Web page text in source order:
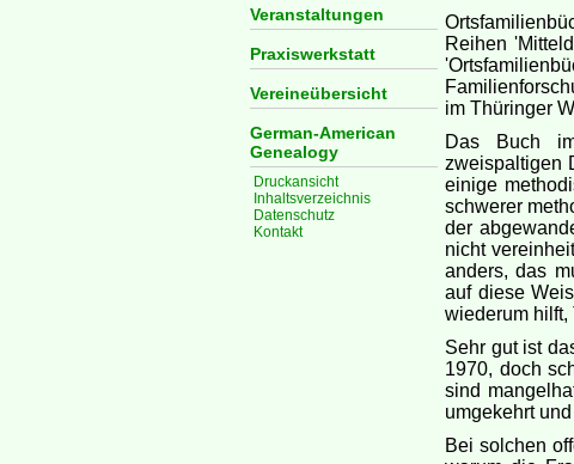
Veranstaltungen
Praxiswerkstatt
Vereineübersicht
German-American
Genealogy
Druckansicht
Inhaltsverzeichnis
Datenschutz
Kontakt
Reihen
im Thüringer
Das Buch
zweispaltigen
einige
schwerer
der
nicht
anders, das
auf diese
wiederum hilft,
Sehr gut ist
1970, doch
sind
umgekehrt
Bei solchen